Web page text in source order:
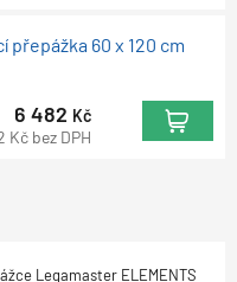
60 x 120 cm
6 482 Kč
Kč bez DPH
Legamaster ELEMENTS